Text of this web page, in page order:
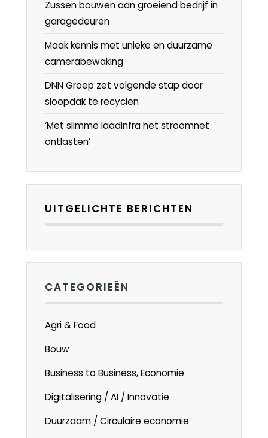
Zussen bouwen aan groeiend bedrijf in
garagedeuren
Maak kennis met unieke en duurzame
camerabewaking
DNN Groep zet volgende stap door
sloopdak te recyclen
‘Met slimme laadinfra het stroomnet
ontlasten’
UITGELICHTE BERICHTEN
CATEGORIEËN
Agri & Food
Bouw
Business to Business, Economie
Digitalisering / AI / Innovatie
Duurzaam / Circulaire economie